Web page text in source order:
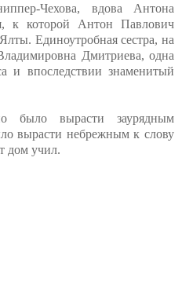
Чехова, вдова Антона
к которой Антон Павлович
Единоутробная сестра, на
Дмитриева, одна
и впоследствии знаменитый
было вырасти заурядным
вырасти небрежным к слову
дом учил.